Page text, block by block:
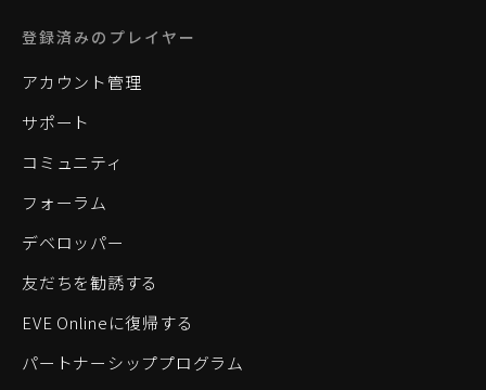
登録済みのプレイヤー
アカウント管理
サポート
コミュニティ
フォーラム
デベロッパー
友だちを勧誘する
EVE Onlineに復帰する
パートナーシッププログラム